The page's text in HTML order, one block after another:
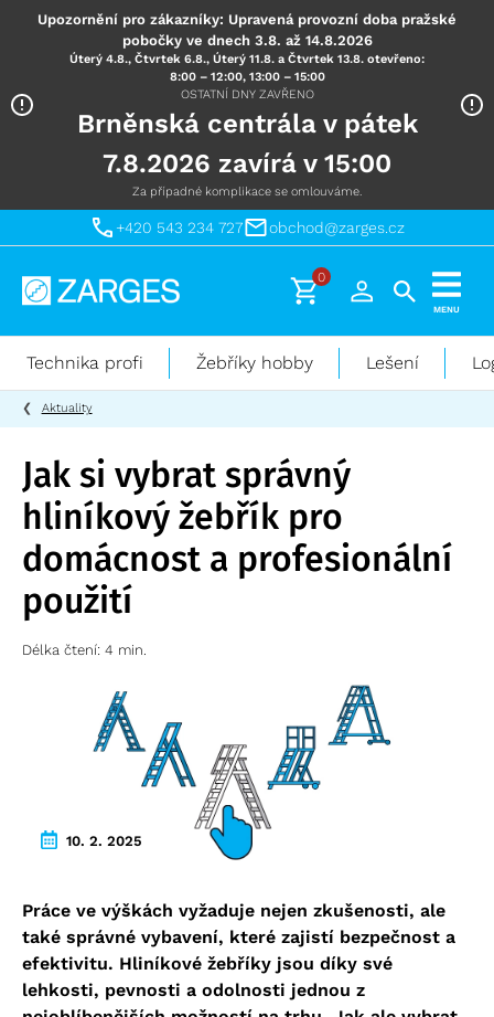
Upozornění pro zákazníky: Upravená provozní doba pražské
pobočky ve dnech 3.8. až 14.8.2026
Úterý 4.8., Čtvrtek 6.8., Úterý 11.8. a Čtvrtek 13.8. otevřeno:
8:00 – 12:00, 13:00 – 15:00
OSTATNÍ DNY ZAVŘENO
Brněnská centrála v pátek
7.8.2026 zavírá v 15:00
Za případné komplikace se omlouváme.
+420 543 234 727 obchod@zarges.cz
Technika
práci
výškách
0
MENU
Technika profi Žebříky hobby Lešení
Aktuality
Jak si vybrat správný
hliníkový žebřík pro
domácnost a profesionální
použití
Délka čtení: 4 min.
10. 2. 2025
Práce ve výškách vyžaduje nejen zkušenosti, ale
také správné vybavení, které zajistí bezpečnost a
efektivitu. Hliníkové žebříky jsou díky své
lehkosti, pevnosti a odolnosti jednou z